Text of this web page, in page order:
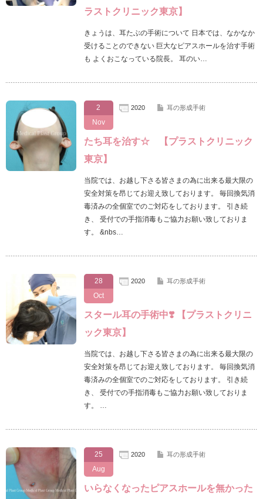
ラストクリニック東京】
きょうは、耳たぶの手術について 日本では、なかなか
受けることのできない 巨大なピアスホールを治す手術
も よくおこなっている院長。 耳のい…
2
Nov
2020 耳の形成手術
たち耳を治す☆ 【プラストクリニック
東京】
当院では、お越し下さる皆さまの為に出来る最大限の
安全対策を昂じてお迎え致しております。 毎回換気消
毒済みの全個室でのご対応をしております。 引き続
き、 受付での手指消毒もご協力お願い致しておりま
す。 &nbs…
28
Oct
2020 耳の形成手術
スタール耳の手術中❣️ 【プラストクリニ
ック東京】
当院では、お越し下さる皆さまの為に出来る最大限の
安全対策を昂じてお迎え致しております。 毎回換気消
毒済みの全個室でのご対応をしております。 引き続
き、 受付での手指消毒もご協力お願い致しておりま
す。 …
25
Aug
2020 耳の形成手術
いらなくなったピアスホールを無かった